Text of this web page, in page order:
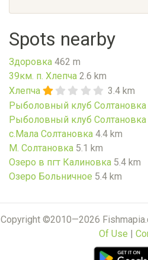
Spots nearby
Здоровка 462 m
39км. п. Хлепча 2.6 km
Хлепча
3.4 km
Рыболовный клуб Солтановка
Рыболовный клуб Солтановка
с.Мала Солтановка 4.4 km
М. Солтановка 5.1 km
Озеро в пгт Калиновка 5.4 km
Озеро Больничное 5.4 km
Copyright ©2010—2026
Of Use |